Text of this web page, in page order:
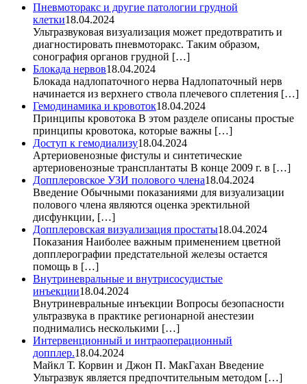
Пневмоторакс и другие патологии грудной
клетки18.04.2024
Ультразвуковая визуализация может предотвратить и
диагностировать пневмоторакс. Таким образом,
сонография органов грудной […]
Блокада нервов18.04.2024
Блокада надлопаточного нерва Надлопаточный нерв
начинается из верхнего ствола плечевого сплетения […]
Гемодинамика и кровоток18.04.2024
Принципы кровотока В этом разделе описаны простые
принципы кровотока, которые важны […]
Доступ к гемодиализу18.04.2024
Артериовенозные фистулы и синтетические
артериовенозные трансплантаты В конце 2009 г. в […]
Допплеровское УЗИ полового члена18.04.2024
Введение Обычными показаниями для визуализации
полового члена являются оценка эректильной
дисфункции, […]
Допплеровская визуализация простаты18.04.2024
Показания Наиболее важным применением цветной
допплерографии предстательной железы остается
помощь в […]
Внутриневральные и внутрисосудистые
инъекции18.04.2024
Внутриневральные инъекции Вопросы безопасности
ультразвука в практике регионарной анестезии
поднимались несколькими […]
Интервенционный и интраоперационный
допплер.18.04.2024
Майкл Т. Корвин и Джон П. МакГахан Введение
Ультразвук является предпочтительным методом […]